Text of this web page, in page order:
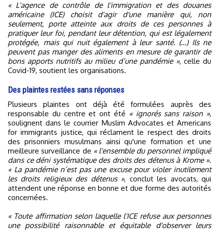
« L'agence de contrôle de l'immigration et des douanes
américaine (ICE) choisit d'agir d'une manière qui, non
seulement, porte atteinte aux droits de ces personnes à
pratiquer leur foi, pendant leur détention, qui est légalement
protégée, mais qui nuit également à leur santé. (…) Ils ne
peuvent pas manger des aliments en mesure de garantir de
bons apports nutritifs au milieu d’une pandémie », celle du
Covid-19, soutient les organisations.
Des plaintes restées sans réponses
Plusieurs plaintes ont déjà été formulées auprès des
responsable du centre et ont été « ignorés sans raison »,
soulignent dans le courrier Muslim Advocates et Americans
for immigrants justice, qui réclament le respect des droits
des prisonniers musulmans ainsi qu'une formation et une
meilleure surveillance de « l'ensemble du personnel impliqué
dans ce déni systématique des droits des détenus à Krome ».
« La pandémie n’est pas une excuse pour violer inutilement
les droits religieux des détenus », conclut les avocats, qui
attendent une réponse en bonne et due forme des autorités
concernées.
« Toute affirmation selon laquelle l'ICE refuse aux personnes
une possibilité raisonnable et équitable d'observer leurs